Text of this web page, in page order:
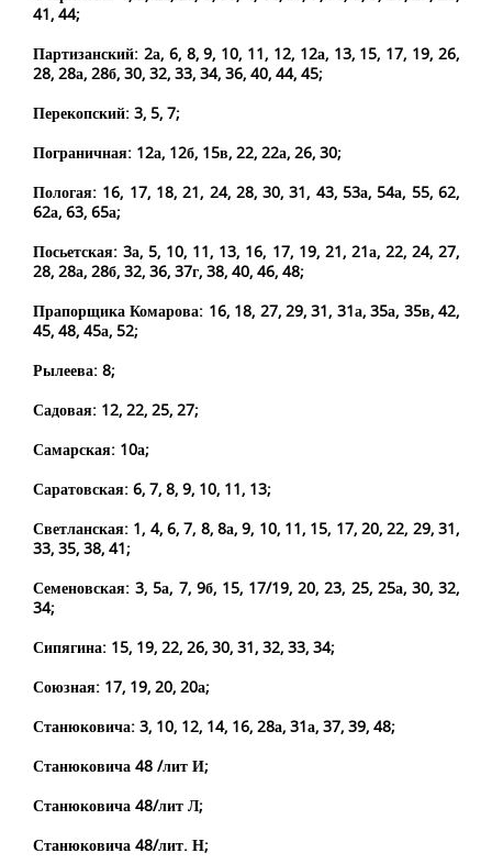
41, 44;
Партизанский: 2а, 6, 8, 9, 10, 11, 12, 12а, 13, 15, 17, 19, 26,
28, 28а, 28б, 30, 32, 33, 34, 36, 40, 44, 45;
Перекопский: 3, 5, 7;
Пограничная: 12а, 12б, 15в, 22, 22а, 26, 30;
Пологая: 16, 17, 18, 21, 24, 28, 30, 31, 43, 53а, 54а, 55, 62,
62а, 63, 65а;
Посьетская: 3а, 5, 10, 11, 13, 16, 17, 19, 21, 21а, 22, 24, 27,
28, 28а, 28б, 32, 36, 37г, 38, 40, 46, 48;
Прапорщика Комарова: 16, 18, 27, 29, 31, 31а, 35а, 35в, 42,
45, 48, 45а, 52;
Рылеева: 8;
Садовая: 12, 22, 25, 27;
Самарская: 10а;
Саратовская: 6, 7, 8, 9, 10, 11, 13;
Светланская: 1, 4, 6, 7, 8, 8а, 9, 10, 11, 15, 17, 20, 22, 29, 31,
33, 35, 38, 41;
Семеновская: 3, 5а, 7, 9б, 15, 17/19, 20, 23, 25, 25а, 30, 32,
34;
Сипягина: 15, 19, 22, 26, 30, 31, 32, 33, 34;
Союзная: 17, 19, 20, 20а;
Станюковича: 3, 10, 12, 14, 16, 28а, 31а, 37, 39, 48;
Станюковича 48 /лит И;
Станюковича 48/лит Л;
Станюковича 48/лит. Н;